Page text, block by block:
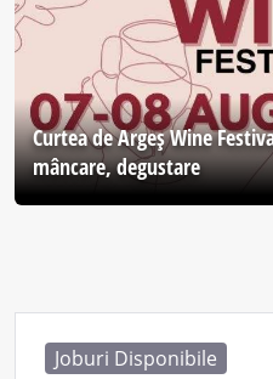
Curtea de Argeş Wine
mâncare, degustare
Joburi Disponibile